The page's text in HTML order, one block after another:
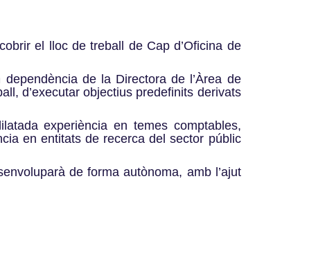
el lloc de treball de Cap d’Oficina de
de la Directora de l’Àrea de
d’executar objectius predefinits derivats
experiència en temes comptables,
en entitats de recerca del sector públic
de forma autònoma, amb l’ajut